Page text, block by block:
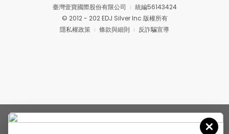
臺灣壹寶國際股份有限公司
統編56143424
© 2012 - 202 EDJ Silver Inc.版權所有
隱私權政策
條款與細則 反詐騙宣導